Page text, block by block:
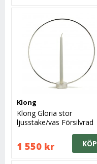
Klong
Klong Gloria stor
ljusstake/vas Försilvrad
1 550 kr KÖP